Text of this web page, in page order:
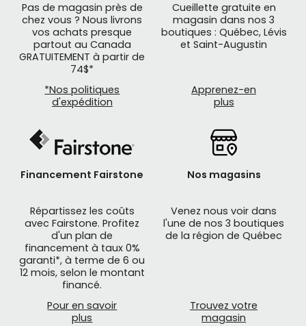
Pas de magasin près de
chez vous ? Nous livrons
vos achats presque
partout au Canada
GRATUITEMENT à partir de
74$*
*Nos politiques
d'expédition
Cueillette gratuite en
magasin dans nos 3
boutiques : Québec, Lévis
et Saint-Augustin
Apprenez-en
plus
Financement Fairstone
Répartissez les coûts
avec Fairstone. Profitez
d'un plan de
financement à taux 0%
garanti*, à terme de 6 ou
12 mois, selon le montant
financé.
Pour en savoir
plus
Nos magasins
Venez nous voir dans
l'une de nos 3 boutiques
de la région de Québec
Trouvez votre
magasin